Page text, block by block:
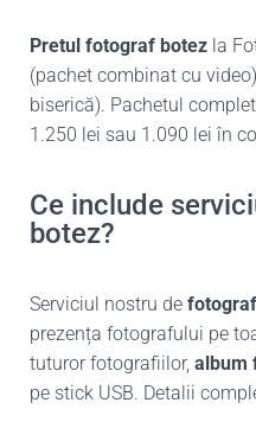
Pretul fotograf botez la
(pachet combinat cu
biserică). Pachetul
1.250 lei sau 1.090 lei în
Ce include
botez?
Serviciul nostru de
prezența fotografului pe
tuturor fotografiilor, album
pe stick USB. Detalii